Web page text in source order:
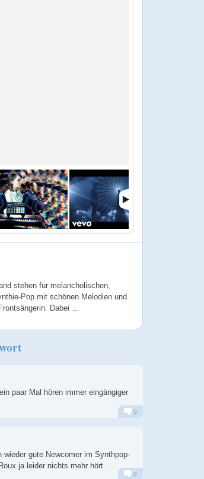
stehen für melancholischen,
Pop mit schönen Melodien und
Dabei …
paar Mal hören immer eingängiger
0
wieder gute Newcomer im Synthpop-
ja leider nichts mehr hört.
0